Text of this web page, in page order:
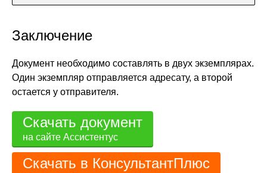
Заключение
Документ необходимо составлять в двух экземплярах.
Один экземпляр отправляется адресату, а второй
остается у отправителя.
Скачать документ
на сайте Ассистентус
Скачать в КонсультантПлюс